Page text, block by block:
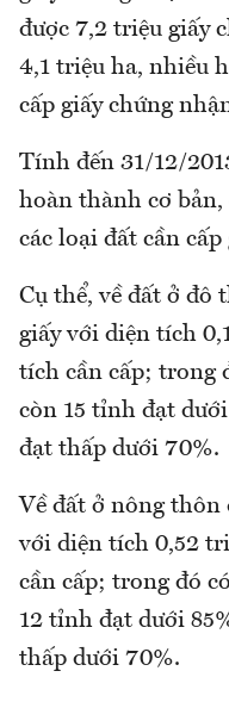
được 7,2 triệu giấy
4,1 triệu ha, nhiều
cấp giấy chứng
Tính đến 31/12/
hoàn thành cơ
các loại đất cần
Cụ thể, về đất ở đô
giấy với diện tích
tích cần cấp; trong
còn 15 tỉnh đạt
đạt thấp dưới 70%.
Về đất ở nông thôn
với diện tích 0,52
cần cấp; trong đó
12 tỉnh đạt dưới
thấp dưới 70%.